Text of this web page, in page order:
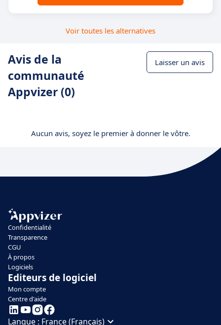
Voir toutes les alternatives
Avis de la
communauté
Appvizer (0)
Laisser un avis
Aucun avis, soyez le premier à donner le vôtre.
Confidentialité
Transparence
CGU
À propos
Logiciels
Editeurs de logiciel
Mon compte
Centre d'aide
Langue : France (Français)